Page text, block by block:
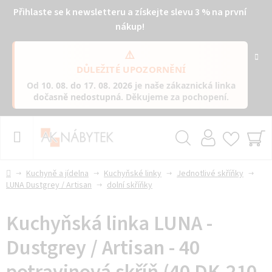
Přihlaste se k newsletteru a získejte slevu 3 % na první
nákup!
⚠️
DŮLEŽITÉ UPOZORNĚNÍ
Od 10. 08. do 17. 08. 2026 je naše zákaznická linka
dočasně nedostupná. Děkujeme za pochopení.
DomůKuchyně a jídelna Kuchyňské linky
Jednotlivé skříňky
LUNA Dustgrey / Artisan
dolní skříňky
Kuchyňská linka LUNA -
Dustgrey / Artisan - 40